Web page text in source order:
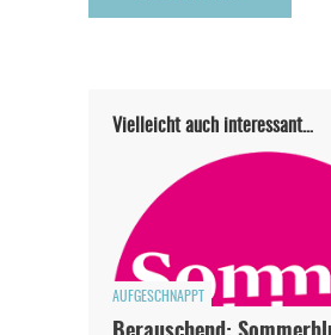
Werbung. Beide Einnahmequellen sind
Solltest Du unsere unabhängige
kannst Du uns mit einer kleinen Spende
Paypal - danke@meinesuedstadt.de
Vielleicht auch interessant…
AUFGESCHNAPPT